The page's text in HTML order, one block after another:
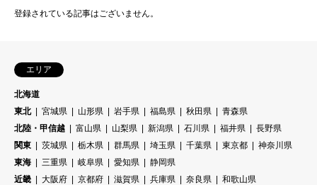
登録されている記事はございません。
エリア
北海道
東北
宮城県 山形県 岩手県 福島県 秋田県
青森県
北陸・甲信越
富山県 山梨県 新潟県 石川県 福井県
長野県
関東
茨城県 栃木県 群馬県 埼玉県 千葉県 東京都
神奈川県
東海
三重県 岐阜県 愛知県
静岡県
近畿
大阪府 京都府 滋賀県 兵庫県 奈良県
和歌山県